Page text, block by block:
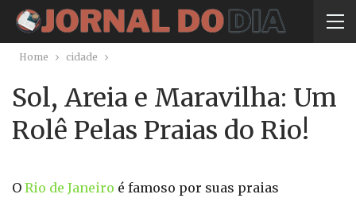
Home cidade
Sol, Areia e Maravilha: Um
Rolê Pelas Praias do Rio!
O Rio de Janeiro é famoso por suas praias